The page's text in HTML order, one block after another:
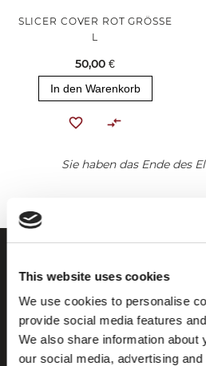
This website uses cookies
We use cookies to personalise
provide social media features
We also share information about
our social media, advertising
SLICER COVER ROT GRÖSSE
L
50,00 €
In den Warenkorb
Sie haben das Ende des